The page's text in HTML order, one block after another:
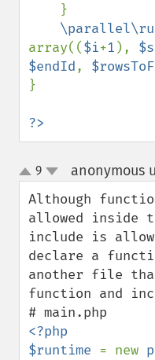
array(($i+1 ),
$endId,
}
?>
up
down
9 anonymous
Although
allowed inside
include is
declare a
another file
function and
<?php
$runtime = new